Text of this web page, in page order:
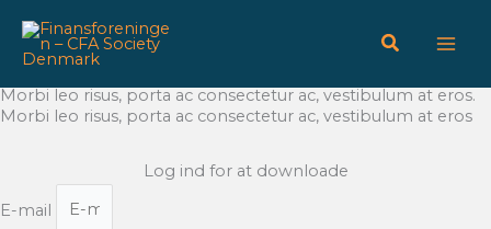
indholdet
Morbi leo risus, porta ac consectetur ac, vestibulum at eros.
Morbi leo risus, porta ac consectetur ac, vestibulum at eros
Log ind for at downloade
E-mail